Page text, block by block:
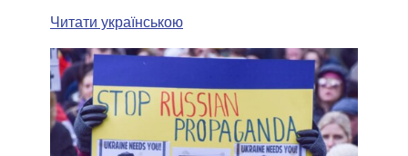
Читати українською